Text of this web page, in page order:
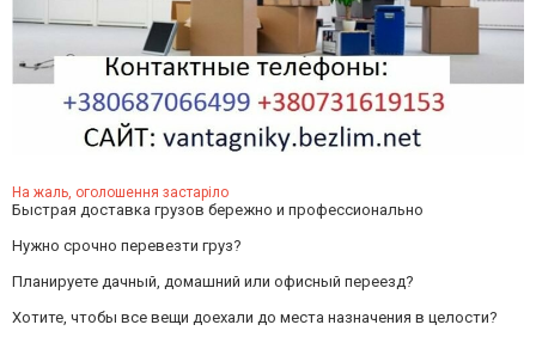
На жаль, оголошення застаріло
Быстрая доставка грузов бережно и профессионально
Нужно срочно перевезти груз?
Планируете дачный, домашний или офисный переезд?
Хотите, чтобы все вещи доехали до места назначения в целости?